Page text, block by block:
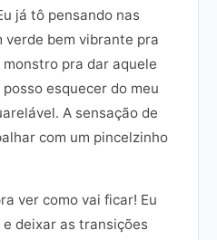
já tô pensando nas
verde bem vibrante pra
pra dar aquele
esquecer do meu
A sensação de
com um pincelzinho
ver como vai ficar! Eu
deixar as transições